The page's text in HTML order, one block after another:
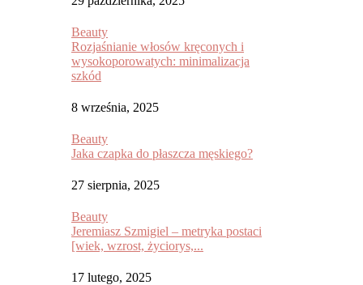
Beauty
Rozjaśnianie włosów kręconych i
wysokoporowatych: minimalizacja
szkód
8 września, 2025
Beauty
Jaka czapka do płaszcza męskiego?
27 sierpnia, 2025
Beauty
Jeremiasz Szmigiel – metryka postaci
[wiek, wzrost, życiorys,...
17 lutego, 2025